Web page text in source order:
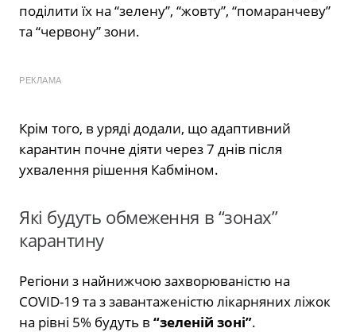
поділити їх на “зелену”, “жовту”, “помаранчеву”
та “червону” зони.
РЕКЛАМА
Крім того, в уряді додали, що адаптивний
карантин почне діяти через 7 днів після
ухвалення рішення Кабміном.
Які будуть обмеження в “зонах”
карантину
Регіони з найнижчою захворюваністю на
COVID-19 та з завантаженістю лікарняних ліжок
на рівні 5% будуть в “зеленій зоні”.